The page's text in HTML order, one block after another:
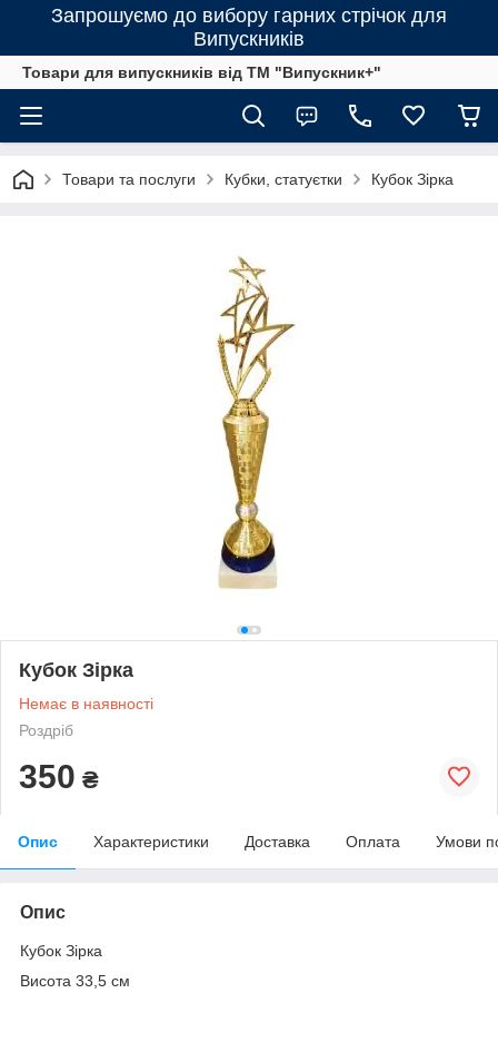
Запрошуємо до вибору гарних стрічок для
Випускників
Товари для випускників від ТМ "Випускник+"
Товари та послуги Кубки, статуєтки Кубок Зірка
Кубок Зірка
Немає в наявності
Роздріб
350 ₴
Опис Характеристики Доставка Оплата Умови
Опис
Кубок Зірка
Висота 33,5 см